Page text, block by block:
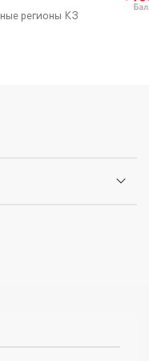
следует мыть
регионы КЗ